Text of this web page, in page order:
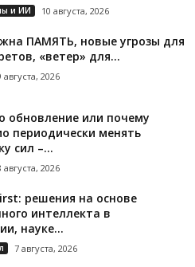
и ИИ 10 августа, 2026
ПАМЯТЬ, новые угрозы для
«ветер» для...
августа, 2026
обновление или почему
периодически менять
сил –...
августа, 2026
решения на основе
интеллекта в
науке...
7 августа, 2026